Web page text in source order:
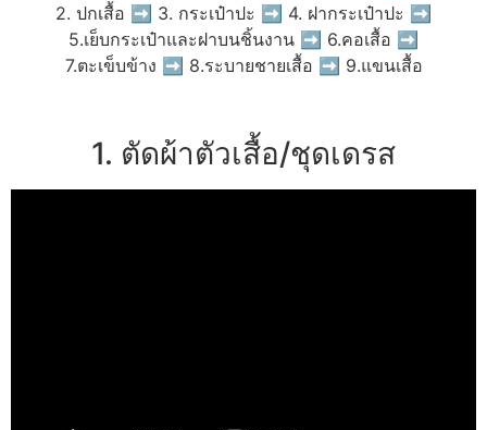
2. ปกเสื้อ ➡ 3. กระเป๋าปะ ➡ 4. ฝากระเป๋าปะ ➡
5.เย็บกระเป๋าและฝาบนชิ้นงาน ➡ 6.คอเสื้อ ➡
7.ตะเข็บข้าง ➡ 8.ระบายชายเสื้อ ➡ 9.แขนเสื้อ
1. ตัดผ้าตัวเสื้อ/ชุดเดรส